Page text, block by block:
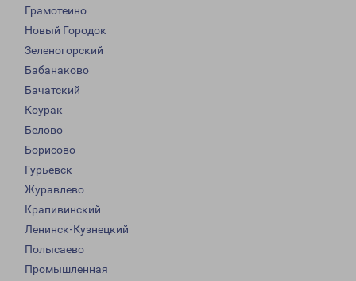
Грамотеино
Новый Городок
Зеленогорский
Бабанаково
Бачатский
Коурак
Белово
Борисово
Гурьевск
Журавлево
Крапивинский
Ленинск-Кузнецкий
Полысаево
Промышленная